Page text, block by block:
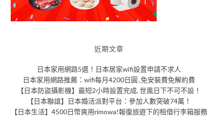
近期文章
日本家用網路5選！日本居家wifi設置申請不求人
日本家用網路推薦：wifi每月4200日圓 ,免安裝費免解約費
【日本防盜攝影機】最短2小時設置完成, 世風日下不可不設！
【日本聯誼】日本婚活派對平台：參加人數突破74萬！
【日本生活】4500日幣爽用rimowa!報復旅遊下的租借行李箱服務